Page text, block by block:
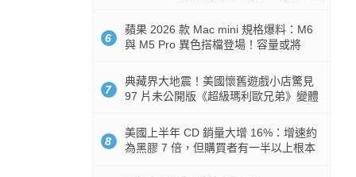
6
蘋果 2026 款 Mac mini 規格爆料：M6
與 M5 Pro 異色搭檔登場！容量或將
7
典藏界大地震！美國懷舊遊戲小店驚見
97 片未公開版《超級瑪利歐兄弟》變體
8
美國上半年 CD 銷量大增 16%：增速約
為黑膠 7 倍，但購買者有一半以上根本